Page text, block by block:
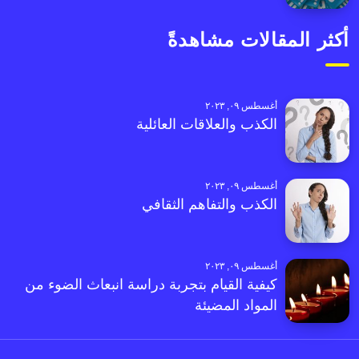
أكثر المقالات مشاهدةً
أغسطس ٠٩, ٢٠٢٣
الكذب والعلاقات العائلية
أغسطس ٠٩, ٢٠٢٣
الكذب والتفاهم الثقافي
أغسطس ٠٩, ٢٠٢٣
كيفية القيام بتجربة دراسة انبعاث الضوء من
المواد المضيئة